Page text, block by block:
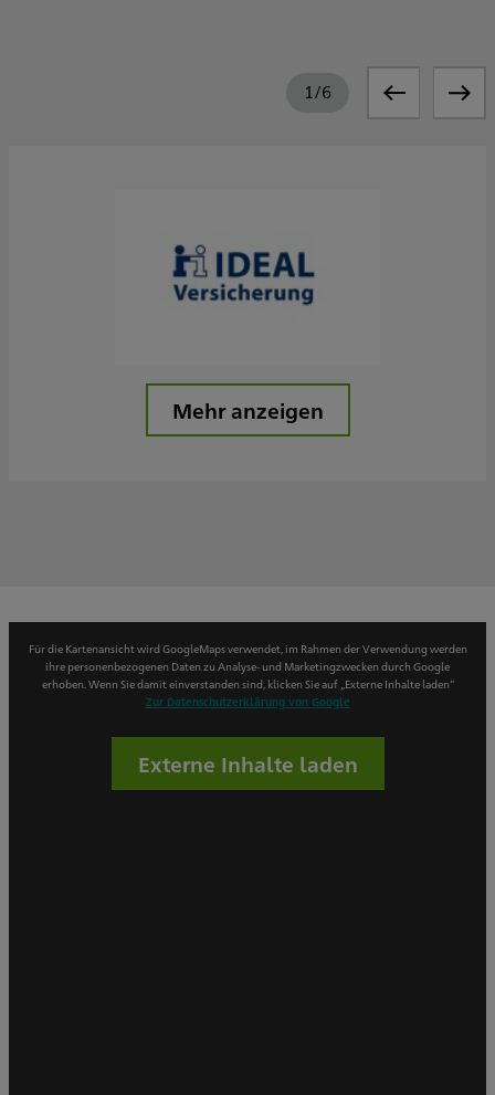
1/6
Mehr anzeigen
Für die Kartenansicht wird GoogleMaps verwendet, im Rahmen der Verwendung werden
ihre personenbezogenen Daten zu Analyse- und Marketingzwecken durch Google
erhoben. Wenn Sie damit einverstanden sind, klicken Sie auf „Externe Inhalte laden“
Zur Datenschutzerklärung von Google
Externe Inhalte laden